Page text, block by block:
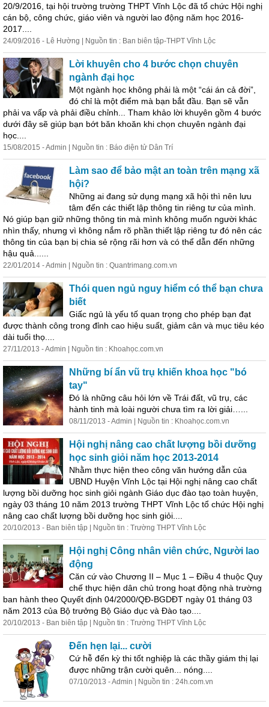
20/9/2016, tại hội trường trường THPT Vĩnh Lộc đã tổ chức Hội nghị
cán bộ, công chức, giáo viên và người lao động năm học 2016-
2017....
24/09/2016 - Lê Hường | Nguồn tin : Ban biên tập-THPT Vĩnh Lộc
Lời khuyên cho 4 bước chọn chuyên
ngành đại học
Một ngành học không phải là một “cái án cả đời”,
đó chỉ là một điểm mà bạn bắt đầu. Bạn sẽ vẫn
phải va vấp và phải điều chỉnh... Tham khảo lời khuyên gồm 4 bước
dưới đây sẽ giúp bạn bớt băn khoăn khi chọn chuyên ngành đại
học....
15/08/2015 - Admin | Nguồn tin : Báo điện tử Dân Trí
Làm sao để bảo mật an toàn trên mạng xã
hội?
Những ai đang sử dụng mạng xã hội thì nên lưu
tâm đến các thiết lập thông tin riêng tư của mình.
Nó giúp bạn giữ những thông tin mà mình không muốn người khác
nhìn thấy, nhưng vì không nắm rõ phần thiết lập riêng tư đó nên các
thông tin của bạn bị chia sẻ rộng rãi hơn và có thể dẫn đến những
hậu quả......
22/01/2014 - Admin | Nguồn tin : Quantrimang.com.vn
Thói quen ngủ nguy hiểm có thể bạn chưa
biết
Giấc ngủ là yếu tố quan trọng cho phép bạn đạt
được thành công trong đỉnh cao hiệu suất, giảm cân và mục tiêu kéo
dài tuổi thọ....
27/11/2013 - Admin | Nguồn tin : Khoahọc.com.vn
Những bí ẩn vũ trụ khiến khoa học "bó
tay"
Đó là những câu hỏi lớn về Trái đất, vũ trụ, các
hành tinh mà loài người chưa tìm ra lời giải…...
08/11/2013 - Admin | Nguồn tin : Khoahọc.com.vn
Hội nghị nâng cao chất lượng bồi dưỡng
học sinh giỏi năm học 2013-2014
Nhằm thực hiện theo công văn hướng dẫn của
UBND Huyện Vĩnh Lộc tại Hội nghị nâng cao chất
lượng bồi dưỡng học sinh giỏi ngành Giáo dục đào tạo toàn huyện,
ngày 03 tháng 10 năm 2013 trường THPT Vĩnh Lộc tổ chức Hội nghị
nâng cao chất lượng bồi dưỡng học sinh giỏi....
20/10/2013 - Ban biên tập | Nguồn tin : Trường THPT Vĩnh Lộc
Hội nghị Công nhân viên chức, Người lao
động
Căn cứ vào Chương II – Mục 1 – Điều 4 thuộc Quy
chế thực hiện dân chủ trong hoạt động nhà trường
ban hành theo Quyết định 04/2000/QĐ-BGDĐT ngày 01 tháng 03
năm 2013 của Bộ trưởng Bộ Giáo dục và Đào tạo....
20/10/2013 - Ban biên tập | Nguồn tin : Trường THPT Vĩnh Lộc
Đến hẹn lại... cười
Cứ hễ đến kỳ thi tốt nghiệp là các thầy giám thị lại
được những trận cười quên... nóng....
07/10/2013 - Admin | Nguồn tin : 24h.com.vn